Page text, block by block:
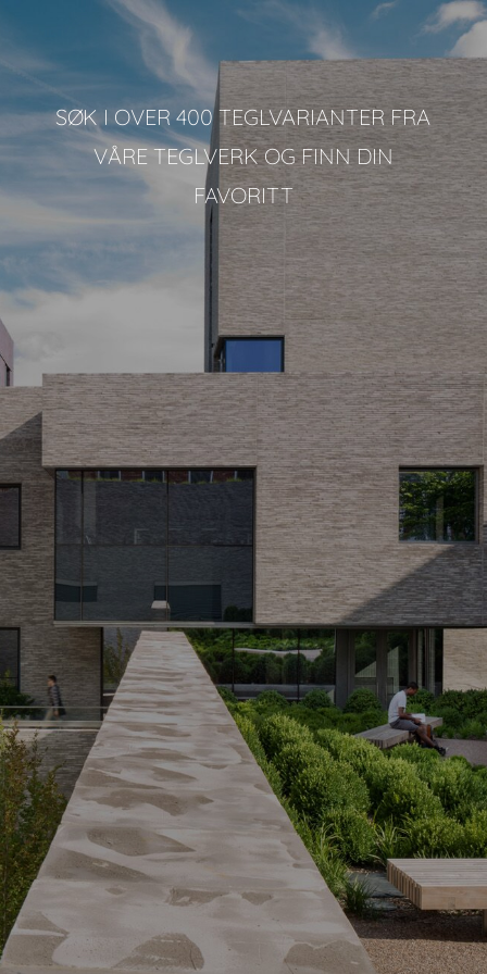
SØK I OVER 400 TEGLVARIANTER FRA
VÅRE TEGLVERK OG FINN DIN
FAVORITT